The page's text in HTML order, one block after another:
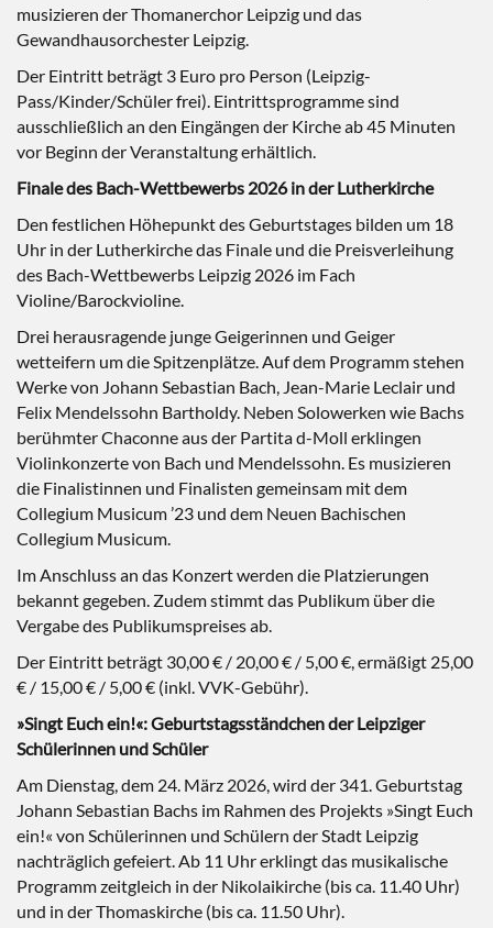
musizieren der Thomanerchor Leipzig und das
Gewandhausorchester Leipzig.
Der Eintritt beträgt 3 Euro pro Person (Leipzig-
Pass/Kinder/Schüler frei). Eintrittsprogramme sind
ausschließlich an den Eingängen der Kirche ab 45 Minuten
vor Beginn der Veranstaltung erhältlich.
Finale des Bach-Wettbewerbs 2026 in der Lutherkirche
Den festlichen Höhepunkt des Geburtstages bilden um 18
Uhr in der Lutherkirche das Finale und die Preisverleihung
des Bach-Wettbewerbs Leipzig 2026 im Fach
Violine/Barockvioline.
Drei herausragende junge Geigerinnen und Geiger
wetteifern um die Spitzenplätze. Auf dem Programm stehen
Werke von Johann Sebastian Bach, Jean-Marie Leclair und
Felix Mendelssohn Bartholdy. Neben Solowerken wie Bachs
berühmter Chaconne aus der Partita d-Moll erklingen
Violinkonzerte von Bach und Mendelssohn. Es musizieren
die Finalistinnen und Finalisten gemeinsam mit dem
Collegium Musicum ’23 und dem Neuen Bachischen
Collegium Musicum.
Im Anschluss an das Konzert werden die Platzierungen
bekannt gegeben. Zudem stimmt das Publikum über die
Vergabe des Publikumspreises ab.
Der Eintritt beträgt 30,00 € / 20,00 € / 5,00 €, ermäßigt 25,00
€ / 15,00 € / 5,00 € (inkl. VVK-Gebühr).
»Singt Euch ein!«: Geburtstagsständchen der Leipziger
Schülerinnen und Schüler
Am Dienstag, dem 24. März 2026, wird der 341. Geburtstag
Johann Sebastian Bachs im Rahmen des Projekts »Singt Euch
ein!« von Schülerinnen und Schülern der Stadt Leipzig
nachträglich gefeiert. Ab 11 Uhr erklingt das musikalische
Programm zeitgleich in der Nikolaikirche (bis ca. 11.40 Uhr)
und in der Thomaskirche (bis ca. 11.50 Uhr).